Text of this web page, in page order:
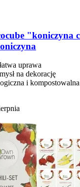
"koniczyna
uprawa
na dekorację
i kompostowalna